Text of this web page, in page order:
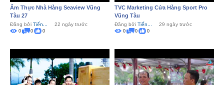
Ẩm Thực Nhà Hàng Seaview Vũng
Tàu 27
Đăng bởi Tiến... 22 ngày trước
0 0 0
TVC Marketing Cửa Hàng Sport Pro
Vũng Tàu
Đăng bởi Tiến... 29 ngày trước
0 0 0